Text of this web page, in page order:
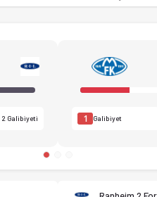
2 Galibiyeti 1 Galibiyet